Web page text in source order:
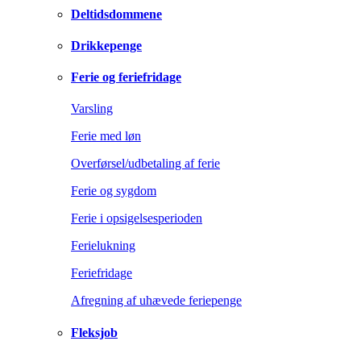
Deltidsdommene
Drikkepenge
Ferie og feriefridage
Varsling
Ferie med løn
Overførsel/udbetaling af ferie
Ferie og sygdom
Ferie i opsigelsesperioden
Ferielukning
Feriefridage
Afregning af uhævede feriepenge
Fleksjob